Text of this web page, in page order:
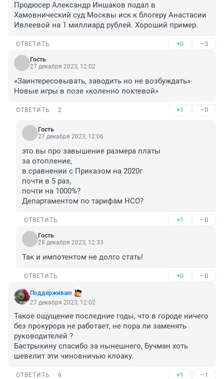
Продюсер Александр Иншаков подал в
Хамовнический суд Москвы иск к блогеру Анастасии
Ивлеевой на 1 миллиард рублей. Хороший пример.
ОТВЕТИТЬ +0 –3
Гость
27 декабря 2023, 12:02
«Заинтересовывать, заводить но не возбуждать»
Новые игры в позе «коленно локтевой»
ОТВЕТИТЬ 2 +1 –0
Гость
27 декабря 2023, 12:06
это вы про завышение размера платы
за отопление,
в сравнении с Приказом на 2020г
почти в 5 раз,
почти на 1000%?
Департаментом по тарифам НСО?
ОТВЕТИТЬ +1 –0
Гость
28 декабря 2023, 12:33
Так и импотентом не долго стать!
ОТВЕТИТЬ +0 –0
Поддерживаю
27 декабря 2023, 12:02
Такое ощущение последние годы, что в городе ничего
без прокурора не работает, не пора ли заменять
руководителей ?
Бастрыкину спасибо за нынешнего, Бучман хоть
шевелит эти чиновничью клоаку.
ОТВЕТИТЬ 6 +1 –1